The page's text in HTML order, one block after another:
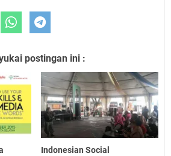
postingan ini :
Indonesian Social